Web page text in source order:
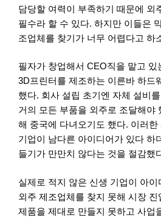
담당할 여력이 부족하기 때문에 외
필수라 할 수 있다. 하지만 이들은
조업체를 찾기가 너무 어렵다고 하
필자가 창업해서 CEO직을 맡고 있
3D프린터를 제조하는 이른바 하드
했다. 회사 설립 초기엔 자체 설비
거의 모든 부품을 외주로 조달해야
해 중국에 다녀오기도 했다. 이러한
기업이 남다른 아이디어가 있다 하
들기가 만만치 않다는 것을 절감했
실제로 적지 않은 신생 기업이 아
외주 제조업체를 찾지 못해 시장
제품을 제대로 만들지 못하고 사업